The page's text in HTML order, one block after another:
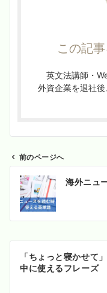
この記
英文法講師・
外資企業を退社後
前のページへ
海外ニュ
「ちょっと寝かせて
中に使えるフレーズ